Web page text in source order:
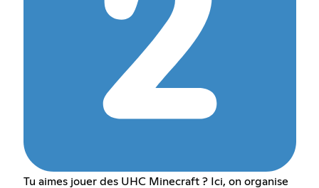
Tu aimes jouer des UHC Minecraft ? Ici, on organise